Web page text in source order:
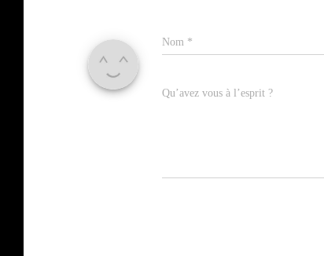
Nom *
Qu’avez vous à l’esprit ?